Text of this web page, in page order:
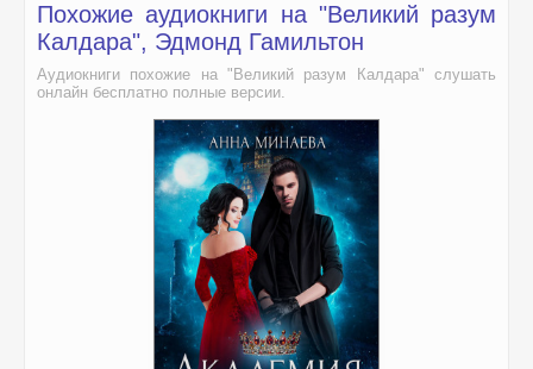
Похожие аудиокниги на "Великий разум
Калдара", Эдмонд Гамильтон
Аудиокниги похожие на "Великий разум Калдара" слушать
онлайн бесплатно полные версии.